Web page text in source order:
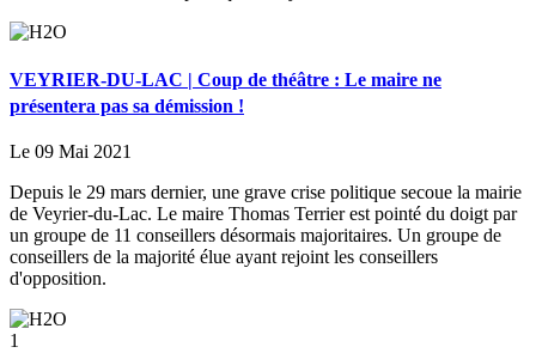
VEYRIER-DU-LAC | Coup de théâtre : Le maire ne
présentera pas sa démission !
Le 09 Mai 2021
Depuis le 29 mars dernier, une grave crise politique secoue la mairie
de Veyrier-du-Lac. Le maire Thomas Terrier est pointé du doigt par
un groupe de 11 conseillers désormais majoritaires. Un groupe de
conseillers de la majorité élue ayant rejoint les conseillers
d'opposition.
1